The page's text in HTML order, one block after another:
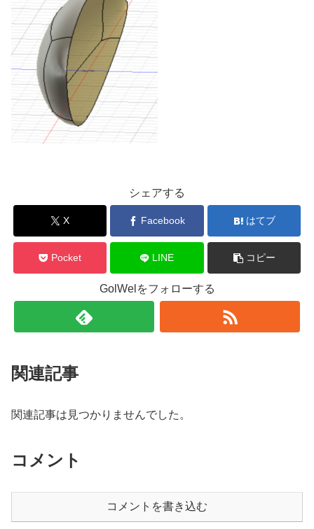
シェアする
X Facebook はてブ
Pocket LINE コピー
GolWelをフォローする
関連記事
関連記事は見つかりませんでした。
コメント
コメントを書き込む